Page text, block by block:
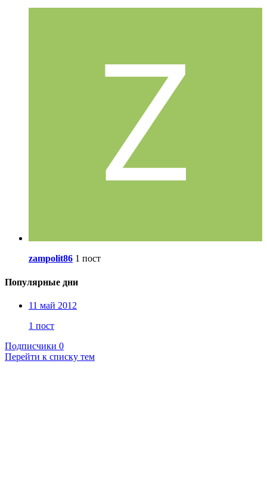
zampolit86 1 пост
Популярные дни
11 май 2012
1 пост
Подписчики 0
Перейти к списку тем